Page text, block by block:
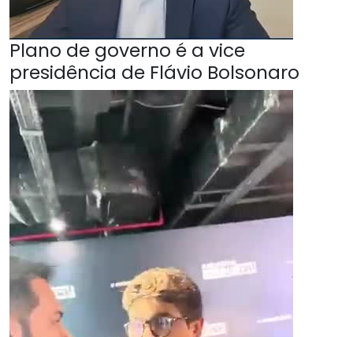
Plano de governo é a vice
presidência de Flávio Bolsonaro